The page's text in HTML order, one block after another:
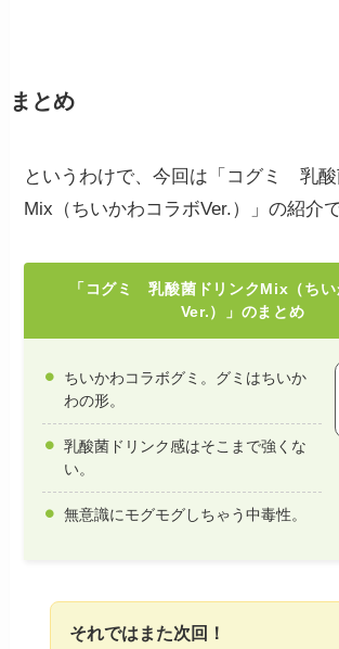
まとめ
というわけで、今回は「コグミ 乳酸
Mix（ちいかわコラボVer.）」の紹介で
「コグミ 乳酸菌ドリンクMix（ちい
Ver.）」のまとめ
ちいかわコラボグミ。グミはちいか
わの形。
乳酸菌ドリンク感はそこまで強くな
い。
無意識にモグモグしちゃう中毒性。
それではまた次回！